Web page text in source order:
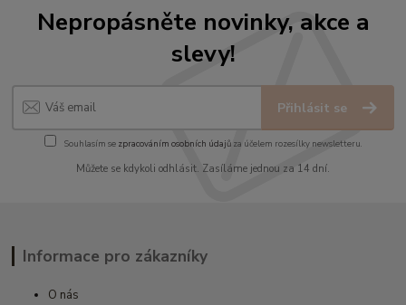
Nepropásněte novinky, akce a
slevy!
Přihlásit se
Souhlasím se zpracováním osobních údajůza účelem rozesílky newsletteru.
Můžete se kdykoli odhlásit. Zasíláme jednou za 14 dní.
Informace pro zákazníky
O nás